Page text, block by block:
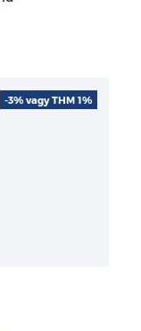
-3% vagy THM 1%